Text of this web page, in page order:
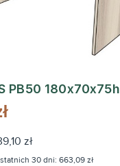
PB50 180x70x75h
zł
30 dni: 663,09 zł